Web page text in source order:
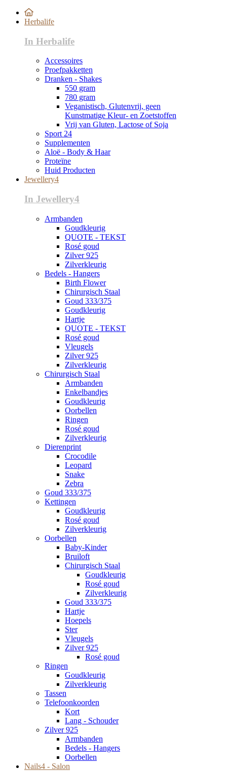
Herbalife
In Herbalife
Accessoires
Proefpakketten
Dranken - Shakes
550 gram
780 gram
Veganistisch, Glutenvrij, geen
Kunstmatige Kleur- en Zoetstoffen
Vrij van Gluten, Lactose of Soja
Sport 24
Supplementen
Aloë - Body & Haar
Proteïne
Huid Producten
Jewellery4
In Jewellery4
Armbanden
Goudkleurig
QUOTE - TEKST
Rosé goud
Zilver 925
Zilverkleurig
Bedels - Hangers
Birth Flower
Chirurgisch Staal
Goud 333/375
Goudkleurig
Hartje
QUOTE - TEKST
Rosé goud
Vleugels
Zilver 925
Zilverkleurig
Chirurgisch Staal
Armbanden
Enkelbandjes
Goudkleurig
Oorbellen
Ringen
Rosé goud
Zilverkleurig
Dierenprint
Crocodile
Leopard
Snake
Zebra
Goud 333/375
Kettingen
Goudkleurig
Rosé goud
Zilverkleurig
Oorbellen
Baby-Kinder
Bruiloft
Chirurgisch Staal
Goudkleurig
Rosé goud
Zilverkleurig
Goud 333/375
Hartje
Hoepels
Ster
Vleugels
Zilver 925
Rosé goud
Ringen
Goudkleurig
Zilverkleurig
Tassen
Telefoonkoorden
Kort
Lang - Schouder
Zilver 925
Armbanden
Bedels - Hangers
Oorbellen
Nails4 - Salon